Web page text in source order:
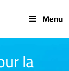
Menu
la